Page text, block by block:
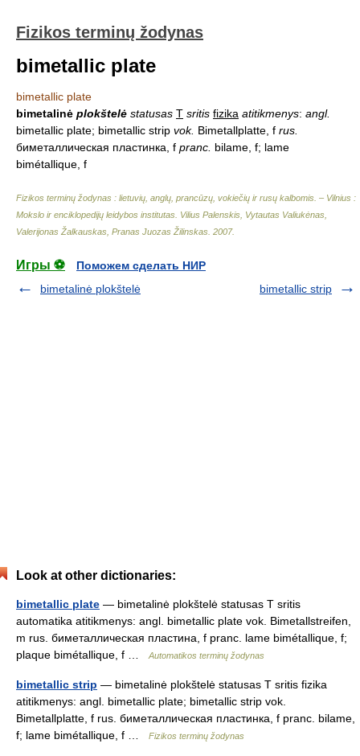
Fizikos terminų žodynas
bimetallic plate
bimetallic plate
bimetalinė plokštelė statusas T sritis fizika atitikmenys: angl.
bimetallic plate; bimetallic strip vok. Bimetallplatte, f rus.
биметаллическая пластинка, f pranc. bilame, f; lame
bimétallique, f
Fizikos terminų žodynas : lietuvių, anglų, prancūzų, vokiečių ir rusų kalbomis. – Vilnius :
Mokslo ir enciklopedijų leidybos institutas Vilius Palenskis, Vytautas Valiukėnas,
Valerijonas Žalkauskas, Pranas Juozas Žilinskas 2007.
Игры ⚽
Поможем сделать НИР
bimetalinė plokštelė
bimetallic strip
Look at other dictionaries:
bimetallic plate — bimetalinė plokštelė statusas T sritis
automatika atitikmenys: angl. bimetallic plate vok. Bimetallstreifen,
m rus. биметаллическая пластина, f pranc. lame bimétallique, f;
plaque bimétallique, f …
Automatikos terminų žodynas
bimetallic strip — bimetalinė plokštelė statusas T sritis fizika
atitikmenys: angl. bimetallic plate; bimetallic strip vok.
Bimetallplatte, f rus. биметаллическая пластинка, f pranc. bilame,
f; lame bimétallique, f …
Fizikos terminų žodynas